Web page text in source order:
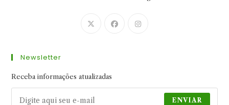
Abre
Abre
Newsletter
Receba informações atualizadas
ENVIAR